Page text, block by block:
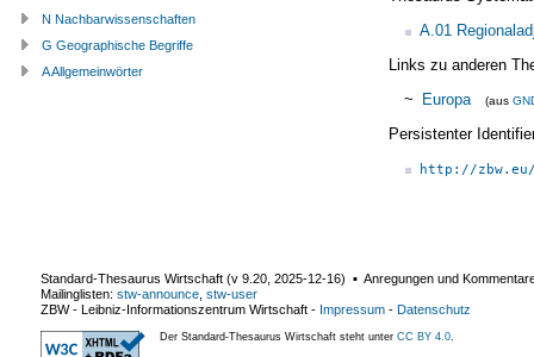
A.01
Links zu anderen
~ Europa (aus
Persistenter
http://
N Nachbarwissenschaften
G Geographische Begriffe
A Allgemeinwörter
Standard-Thesaurus Wirtschaft (v 9.20 2025-12-16) ▪ Anregungen und
Mailinglisten: stw-announce stw-user
ZBW - Leibniz-Informationszentrum Wirtschaft - Impressum - Datenschutz
Der Standard-Thesaurus Wirtschaft steht unter CC BY 4.0